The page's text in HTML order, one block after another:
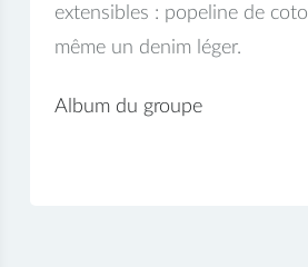
extensibles : popeline de
même un denim léger.
Album du groupe